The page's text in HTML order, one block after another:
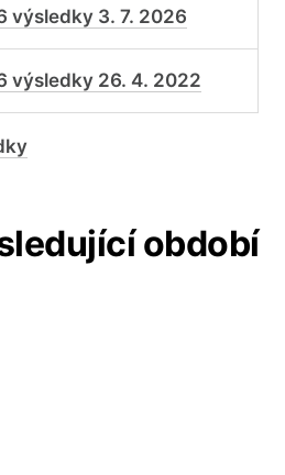
výsledky 3. 7. 2026
výsledky 26. 4. 2022
období